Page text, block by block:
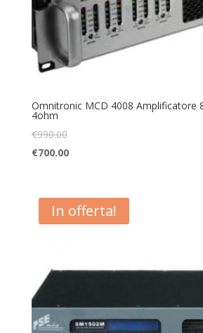
Omnitronic MCD 4008 Amplificatore
4ohm
€990.00
€700.00
In offerta!